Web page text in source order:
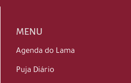
MENU
Agenda do Lama
Puja Diário